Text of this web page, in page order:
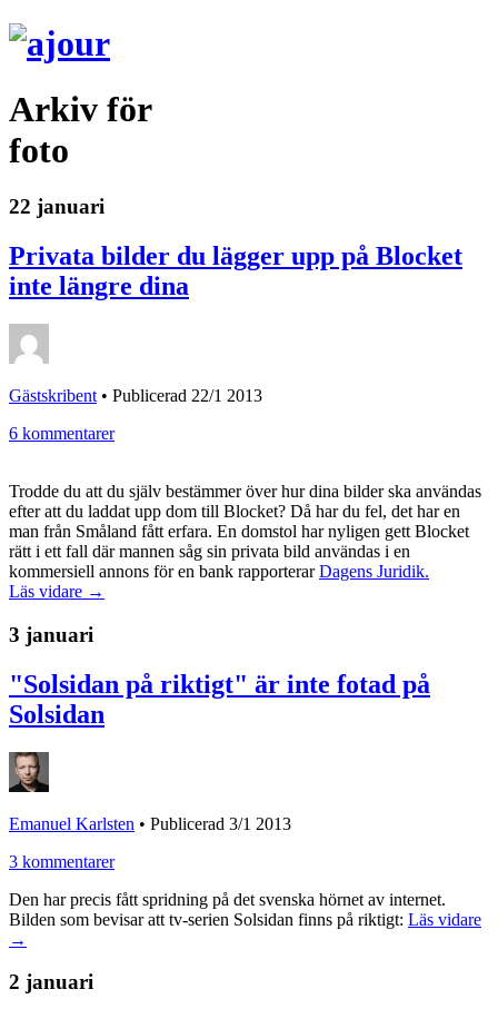
Arkiv för
foto
22 januari
Privata bilder du lägger upp på Blocket
inte längre dina
Gästskribent • Publicerad 22/1 2013
6 kommentarer
Trodde du att du själv bestämmer över hur dina bilder ska användas
efter att du laddat upp dom till Blocket? Då har du fel, det har en
man från Småland fått erfara. En domstol har nyligen gett Blocket
rätt i ett fall där mannen såg sin privata bild användas i en
kommersiell annons för en bank rapporterarDagens Juridik.
Läs vidare →
3 januari
"Solsidan på riktigt" är inte fotad på
Solsidan
Emanuel Karlsten • Publicerad 3/1 2013
3 kommentarer
Den har precis fått spridning på det svenska hörnet av internet.
Bilden som bevisar att tv-serien Solsidan finns på riktigt: Läs vidare
→
2 januari